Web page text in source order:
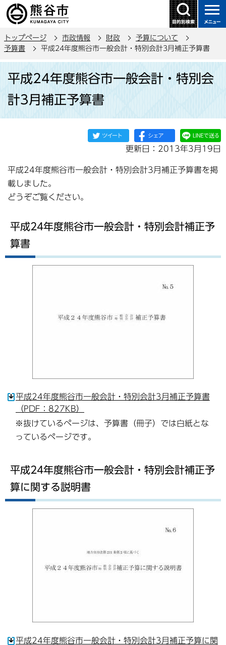
の
ー
す
トップページ 市政情報 財政
予算について
予算書
平成24年度熊谷市一般会計・特別会計3月補正予算書
か
平成24年度熊谷市一般会計・特別会
計3月補正予算書
更新日：2013年3月19日
平成24年度熊谷市一般会計・特別会計3月補正予算書を掲
載しました。
どうぞご覧ください。
平成24年度熊谷市一般会計・特別会計補正予
算書
平成24年度熊谷市一般会計・特別会計3月補正予算書
（PDF：827KB）
※抜けているページは、予算書（冊子）では白紙とな
っているページです。
平成24年度熊谷市一般会計・特別会計補正予
算に関する説明書
平成24年度熊谷市一般会計・特別会計3月補正予算に関